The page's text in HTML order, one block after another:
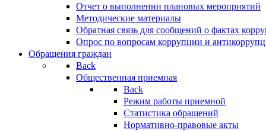
Отчет о выполнении плановых мероприятий
Методические материалы
Обратная связь для сообщений о фактах
Опрос по вопросам коррупции и
Обращения граждан
Back
Общественная приемная
Back
Режим работы приемной
Статистика обращений
Нормативно-правовые акты